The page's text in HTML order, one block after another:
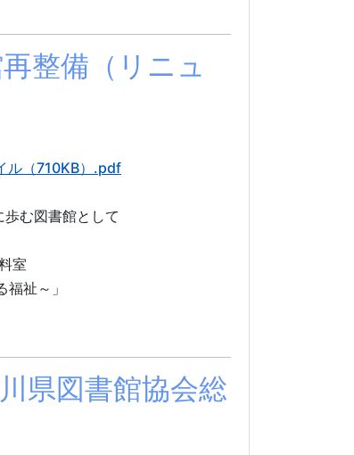
整備（リニュ
ル（710KB）.pdf
む図書館として
室
祉～」
県図書館協会総